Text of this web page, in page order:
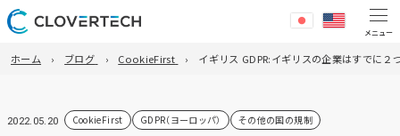
ホーム ブログ CookieFirst イギリス GDPR:イギリスの企業はすでに
2022.05.20 CookieFirst GDPR（ヨーロッパ） その他の国の規制